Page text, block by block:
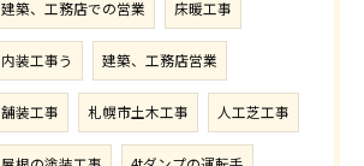
建築、工務店での営業 床暖工事
内装工事う 建築、工務店営業
舗装工事 札幌市土木工事 人工芝工事